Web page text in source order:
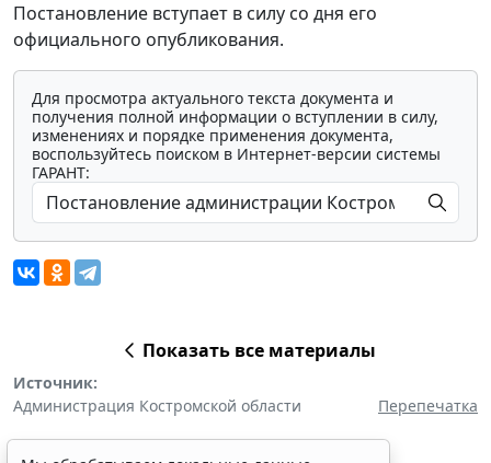
Постановление вступает в силу со дня его
официального опубликования.
Для просмотра актуального текста документа и
получения полной информации о вступлении в силу,
изменениях и порядке применения документа,
воспользуйтесь поиском в Интернет-версии системы
ГАРАНТ:
Показать все материалы
Источник:
Администрация Костромской области
Перепечатка